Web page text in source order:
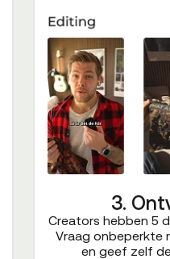
3.
Creators hebben 5
Vraag onbeperkte
en geef zelf